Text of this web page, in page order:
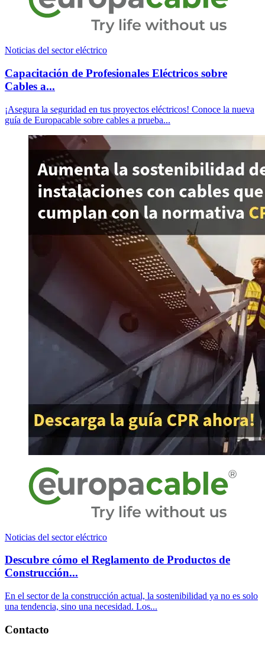
Noticias del sector eléctrico
Capacitación de Profesionales Eléctricos sobre
Cables a...
¡Asegura la seguridad en tus proyectos eléctricos! Conoce la nueva
guía de Europacable sobre cables a prueba...
Noticias del sector eléctrico
Descubre cómo el Reglamento de Productos de
Construcción...
En el sector de la construcción actual, la sostenibilidad ya no es solo
una tendencia, sino una necesidad. Los...
Contacto